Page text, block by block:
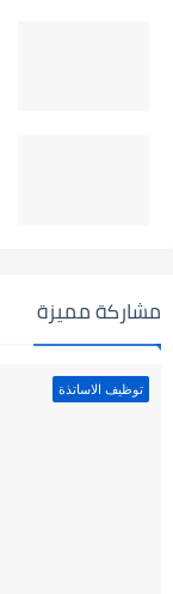
مشاركة مميزة
توظيف الاساتذة